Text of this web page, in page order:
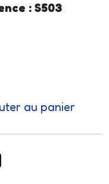
: S503
au panier